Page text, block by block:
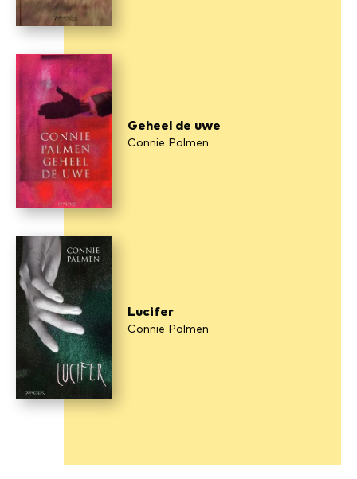
Geheel de uwe
Connie Palmen
Lucifer
Connie Palmen